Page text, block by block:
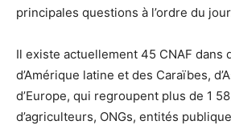
principales questions à l’ordre du
Il existe actuellement 45 CNAF dans
d’Amérique latine et des Caraïbes,
d’Europe, qui regroupent plus de 1
d’agriculteurs, ONGs, entités